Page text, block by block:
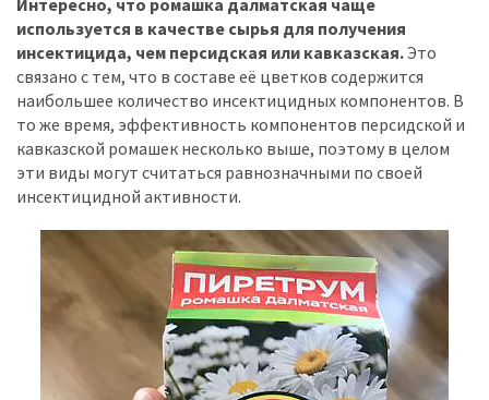
Интересно, что ромашка далматская чаще
используется в качестве сырья для получения
инсектицида, чем персидская или кавказская.Это
связано с тем, что в составе её цветков содержится
наибольшее количество инсектицидных компонентов. В
то же время, эффективность компонентов персидской и
кавказской ромашек несколько выше, поэтому в целом
эти виды могут считаться равнозначными по своей
инсектицидной активности.